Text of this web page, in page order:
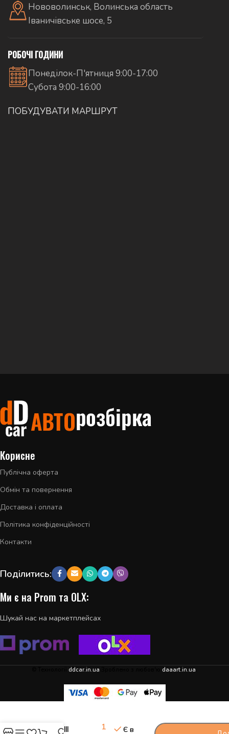
Нововолинськ, Волинська область
Іваничівське шосе, 5
РОБОЧІ ГОДИНИ
Понеділок-П'ятниця 9:00-17:00
Субота 9:00-16:00
ПОБУДУВАТИ МАРШРУТ
Корисне
Публічна оферта
Обмін та повернення
Доставка і оплата
Політика конфіденційності
Контакти
Поділитись:
Ми є на Prom та OLX:
Шукай нас на маркетплейсах
ddcar.in.ua daaart.in.ua
Citroen C5 III
1
Є в